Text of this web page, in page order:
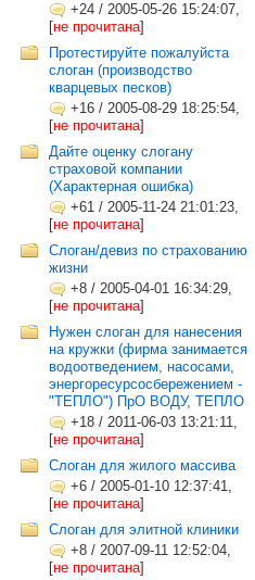
+24 / 2005-05-26 15:24:07,
[не прочитана]
Протестируйте пожалуйста
слоган (производство
кварцевых песков)
+16 / 2005-08-29 18:25:54,
[не прочитана]
Дайте оценку слогану
страховой компании
(Характерная ошибка)
+61 / 2005-11-24 21:01:23,
[не прочитана]
Слоган/девиз по страхованию
жизни
+8 / 2005-04-01 16:34:29,
[не прочитана]
Нужен слоган для нанесения
на кружки (фирма занимается
водоотведением, насосами,
энергоресурсосбережением -
"ТЕПЛО") ПрО ВОДУ, ТЕПЛО
+18 / 2011-06-03 13:21:11,
[не прочитана]
Слоган для жилого массива
+6 / 2005-01-10 12:37:41,
[не прочитана]
Слоган для элитной клиники
+8 / 2007-09-11 12:52:04,
[не прочитана]